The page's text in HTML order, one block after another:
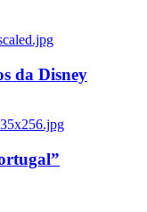
da Disney